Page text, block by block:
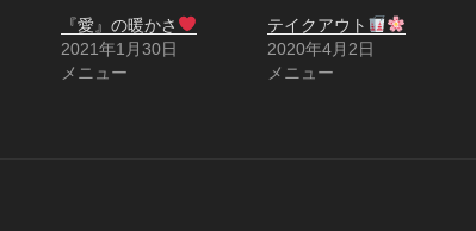
『愛』の暖かさ
2021年1月30日
メニュー
テイクアウト
2020年4月2日
メニュー